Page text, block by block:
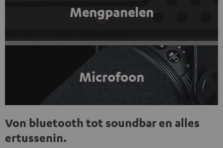
Mengpanelen
Microfoon
Von bluetooth tot soundbar en alles
ertussenin.